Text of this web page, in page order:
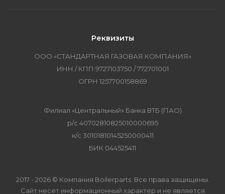
Реквизиты
ООО «СТАНДАРТНАЯ ГАЗОВАЯ КОМПАНИЯ»
ИНН / КПП 9727103750 / 772701001
ОГРН 1257700158869
Филиал «Центральный» Банка ВТБ (ПАО)
р/с 40702810825010000695
к/с 30101810145250000411
БИК 044525411
2017 - 2026 © Компания Boilerparts. Все права защищены.
Сайт несет информационный характер и не является